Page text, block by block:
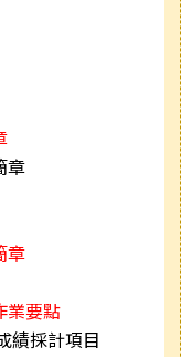
章
章
業要點
績採計項目